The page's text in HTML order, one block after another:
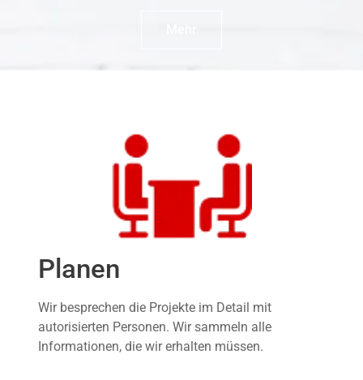
Planen
Wir besprechen die Projekte im Detail mit
autorisierten Personen. Wir sammeln alle
Informationen, die wir erhalten müssen.